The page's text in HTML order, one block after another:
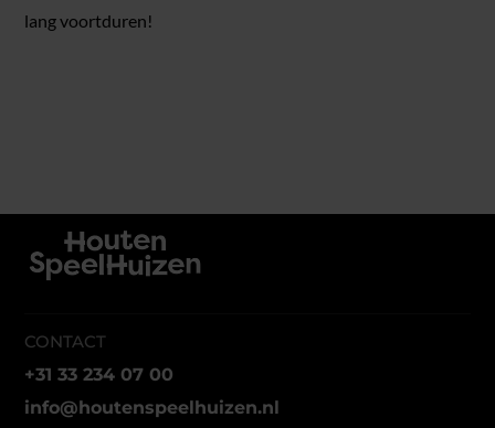
lang voortduren!
CONTACT
+31 33 234 07 00
info@houtenspeelhuizen.nl